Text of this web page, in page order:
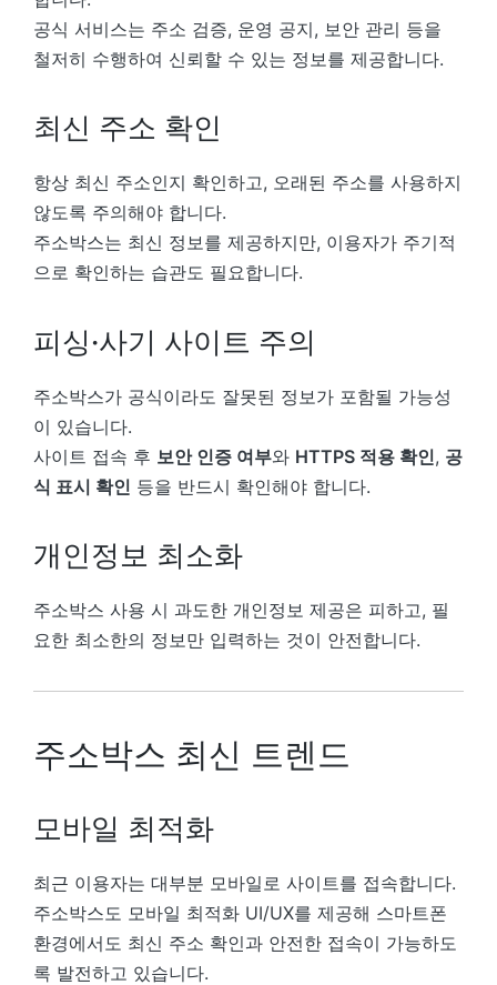
공식 서비스는 주소 검증, 운영 공지, 보안 관리 등을
철저히 수행하여 신뢰할 수 있는 정보를 제공합니다.
최신 주소 확인
항상 최신 주소인지 확인하고, 오래된 주소를 사용하지
않도록 주의해야 합니다.
주소박스는 최신 정보를 제공하지만, 이용자가 주기적
으로 확인하는 습관도 필요합니다.
피싱·사기 사이트 주의
주소박스가 공식이라도 잘못된 정보가 포함될 가능성
이 있습니다.
사이트 접속 후 보안 인증 여부와 HTTPS 적용 확인, 공
식 표시 확인 등을 반드시 확인해야 합니다.
개인정보 최소화
주소박스 사용 시 과도한 개인정보 제공은 피하고, 필
요한 최소한의 정보만 입력하는 것이 안전합니다.
주소박스 최신 트렌드
모바일 최적화
최근 이용자는 대부분 모바일로 사이트를 접속합니다.
주소박스도 모바일 최적화 UI/UX를 제공해 스마트폰
환경에서도 최신 주소 확인과 안전한 접속이 가능하도
록 발전하고 있습니다.